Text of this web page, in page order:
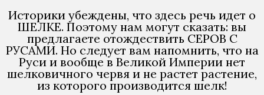
Историки убеждены, что здесь речь идет о
ШЕЛКЕ. Поэтому нам могут сказать: вы
предлагаете отождествить СЕРОВ С
РУСАМИ. Но следует вам напомнить, что на
Руси и вообще в Великой Империи нет
шелковичного червя и не растет растение,
из которого производится шелк!